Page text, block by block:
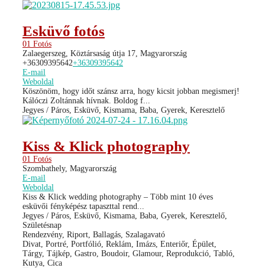
Esküvő fotós
01 Fotós
Zalaegerszeg, Köztársaság útja 17, Magyarország
+36309395642+36309395642
E-mail
Weboldal
Köszönöm, hogy időt szánsz arra, hogy kicsit jobban megismerj!
Kálóczi Zoltánnak hívnak. Boldog f...
Jegyes / Páros, Esküvő, Kismama, Baba, Gyerek, Keresztelő
Kiss & Klick photography
01 Fotós
Szombathely, Magyarország
E-mail
Weboldal
Kiss & Klick wedding photography – Több mint 10 éves
esküvői fényképész tapaszttal rend...
Jegyes / Páros, Esküvő, Kismama, Baba, Gyerek, Keresztelő,
Születésnap
Rendezvény, Riport, Ballagás, Szalagavató
Divat, Portré, Portfólió, Reklám, Imázs, Enteriőr, Épület,
Tárgy, Tájkép, Gastro, Boudoir, Glamour, Reprodukció, Tabló,
Kutya, Cica